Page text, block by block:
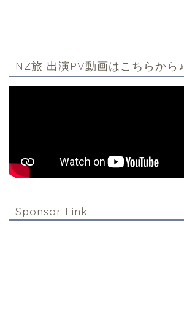
NZ旅 出演PV動画はこちらから♪
Sponsor Link